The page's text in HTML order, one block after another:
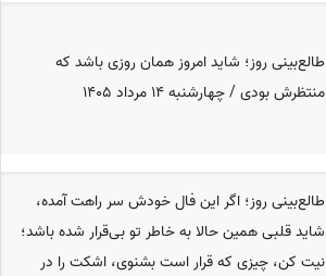
طالع‌بینی روز؛ شاید امروز همان روزی باشد که
منتظرش بودی / چهارشنبه 14 مرداد 1405
طالع‌بینی روز؛ اگر این فال خودش سر راهت آمده،
شاید قلبی همین حالا به خاطر تو بی‌قرار شده باشد؛
نیت کن، چیزی که قرار است بشنوی، اشکت را در